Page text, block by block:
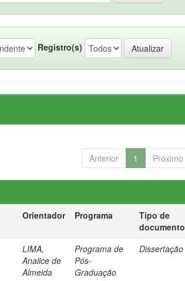
Registro(s)
Anterior 1 Próximo
Orientador Programa
Tipo de
documento
LIMA,
Analice de
Almeida
Programa de
Pós-
Graduação
Dissertação